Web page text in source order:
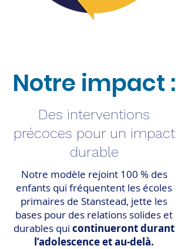
Notre impact :
Des interventions
précoces pour un impact
durable
Notre modèle rejoint 100 % des
enfants qui fréquentent les écoles
primaires de Stanstead, jette les
bases pour des relations solides et
durables qui continueront durant
l’adolescence et au-delà.